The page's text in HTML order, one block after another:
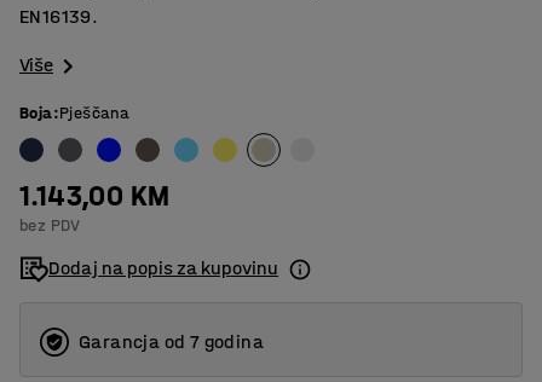
EN16139.
Više
Boja:Pješčana
1.143,00 KM
bez PDV
Dodaj na popis za kupovinu
Garancja od 7 godina